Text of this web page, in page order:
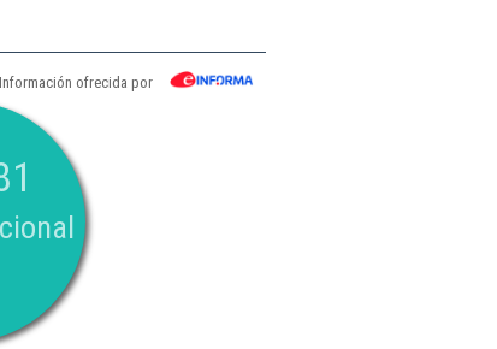
Información ofrecida por